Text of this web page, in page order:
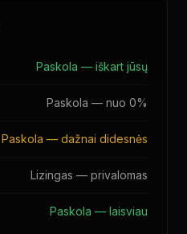
Paskola — iškart jūsų
Paskola — nuo 0%
Paskola — dažnai didesnės
Lizingas — privalomas
Paskola — laisviau